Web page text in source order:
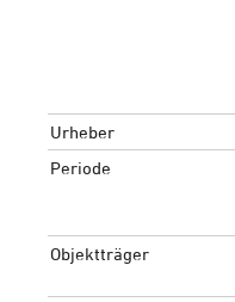
Urheber
Periode
Objektträger